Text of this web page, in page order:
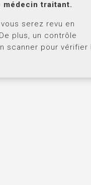
traitant.
serez revu en
plus, un contrôle
scanner pour vérifier